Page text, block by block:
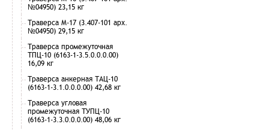
№04950) 23,15 кг
Траверса М-17 (3.407-101 арх.
№04950) 29,15 кг
Траверса промежуточная
ТПЦ-10 (6163-1-3.5.0.0.0.00)
16,09 кг
Траверса анкерная ТАЦ-10
(6163-1-3.1.0.0.0.00) 42,68 кг
Траверса угловая
промежуточная ТУПЦ-10
(6163-1-3.3.0.0.0.00) 48,06 кг